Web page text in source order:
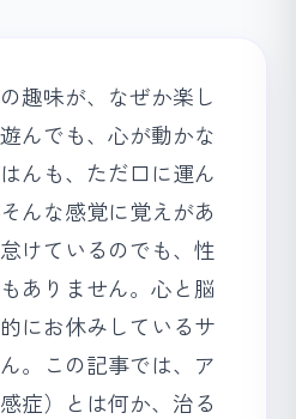
趣味が、なぜか楽し
んでも、心が動かな
んも、ただ口に運ん
んな感覚に覚えがあ
けているのでも、性
ありません。心と脳
にお休みしているサ
。この記事では、ア
症）とは何か、治る